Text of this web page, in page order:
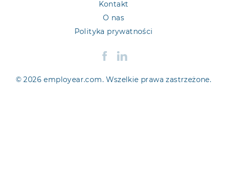
© 2026 employear.com. Wszelkie prawa zastrzeżone.
Kontakt
O nas
Polityka prywatności